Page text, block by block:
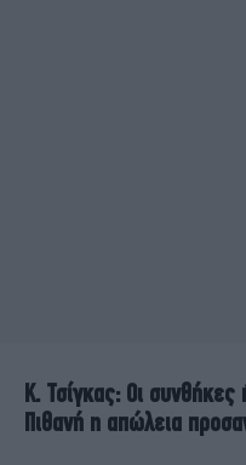
Κ. Τσίγκας: Οι
Πιθανή η απώλεια